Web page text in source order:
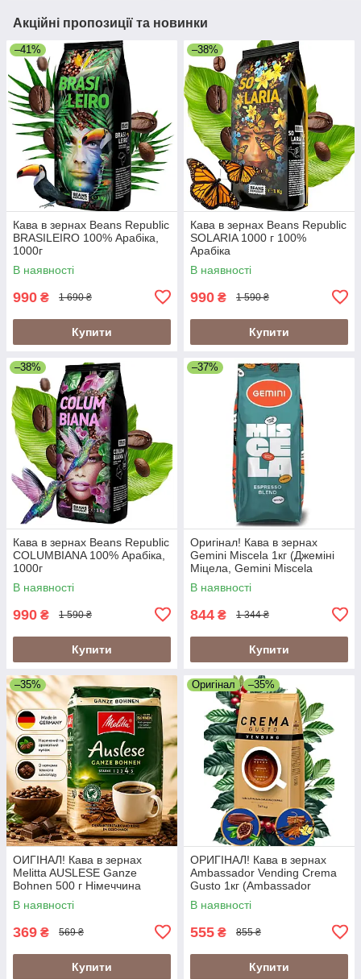
Акційні пропозиції та новинки
–41%
Кава в зернах Beans Republic
BRASILEIRO 100% Арабіка,
1000г
В наявності
990 ₴ 1 690 ₴
Купити
–38%
Кава в зернах Beans Republic
SOLARIA 1000 г 100%
Арабіка
В наявності
990 ₴ 1 590 ₴
Купити
–38%
Кава в зернах Beans Republic
COLUMBIANA 100% Арабіка,
1000г
В наявності
990 ₴ 1 590 ₴
Купити
–37%
Оригінал! Кава в зернах
Gemini Miscela 1кг (Джеміні
Міцела, Gemini Miscela
Espresso), 60% арабіка/40%
робуста
В наявності
844 ₴ 1 344 ₴
Купити
–35%
ОИГІНАЛ! Кава в зернах
Melitta AUSLESE Ganze
Bohnen 500 г Німеччина
В наявності
369 ₴ 569 ₴
Купити
Оригінал –35%
ОРИГІНАЛ! Кава в зернах
Ambassador Vending Crema
Gusto 1кг (Ambassador
Crema Gusto Vending)
В наявності
555 ₴ 855 ₴
Купити